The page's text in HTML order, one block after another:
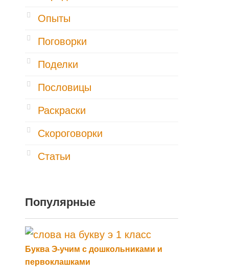
Опыты
Поговорки
Поделки
Пословицы
Раскраски
Скороговорки
Статьи
Популярные
Буква Э-учим с дошкольниками и
первоклашками